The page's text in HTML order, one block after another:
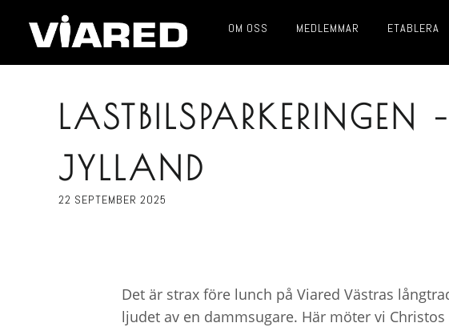
OM OSS MEDLEMMAR ETABLERA
JYLLAND
22 SEPTEMBER 2025
Det är strax före lunch på Viared Västras
ljudet av en dammsugare. Här möter vi